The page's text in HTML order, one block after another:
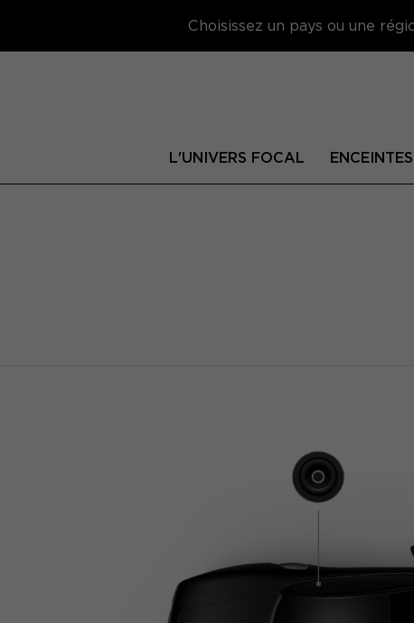
Choisissez un pays ou une
L'UNIVERS FOCAL